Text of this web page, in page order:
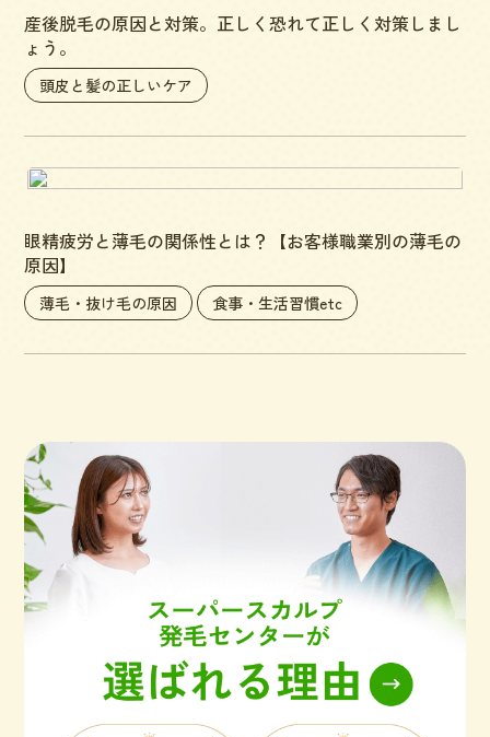
産後脱毛の原因と対策。正しく恐れて正しく対策しまし
ょう。
頭皮と髪の正しいケア
眼精疲労と薄毛の関係性とは？【お客様職業別の薄毛の
原因】
薄毛・抜け毛の原因 食事・生活習慣etc